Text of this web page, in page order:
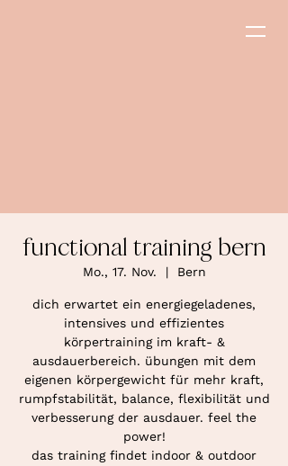
functional training bern
Mo., 17. Nov.
  |
Bern
dich erwartet ein energiegeladenes,
intensives und effizientes
körpertraining im kraft- &
ausdauerbereich. übungen mit dem
eigenen körpergewicht für mehr kraft,
rumpfstabilität, balance, flexibilität und
verbesserung der ausdauer. feel the
power!
das training findet indoor & outdoor